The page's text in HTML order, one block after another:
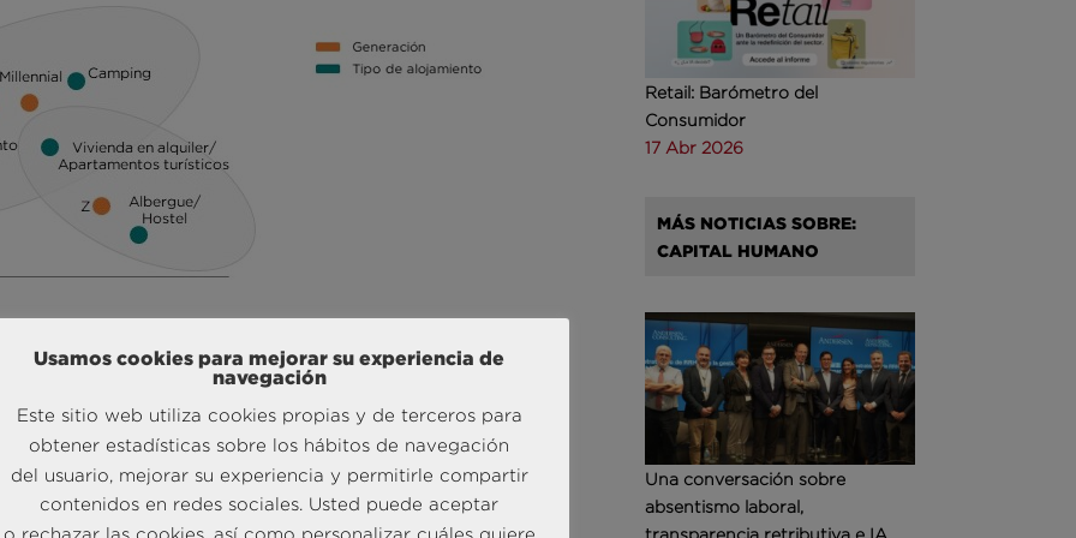
preferencias distintas por dónde hospedarse. Los hombres
del tipo hotel (54,3%), pensiones y hostales (59,0%) y
son más propensas a escoger apartamentos turísticos (52,7%)
menos diferencias encontramos es en los alojamientos rurales,
con una leve preferencia por parte de las mujeres (50,3%).
a raíz de su último Barómetro Turístico, es que también hay
dónde alojarse en función del tipo de viaje del que se trate.
Retail: Barómetro del
Consumidor
17 Abr 2026
MÁS NOTICIAS SOBRE:
CAPITAL HUMANO
Una conversación sobre
absentismo laboral,
transparencia retributiva e IA
Usamos cookies para mejorar su experiencia de
navegación
Este sitio web utiliza cookies propias y de terceros para
obtener estadísticas sobre los hábitos de navegación
del usuario, mejorar su experiencia y permitirle compartir
contenidos en redes sociales. Usted puede aceptar
o rechazar las cookies, así como personalizar cuáles quiere